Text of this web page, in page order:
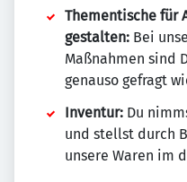
Thementische für
gestalten: Bei
Maßnahmen sind
genauso gefragt
Inventur: Du
und stellst durch
unsere Waren im